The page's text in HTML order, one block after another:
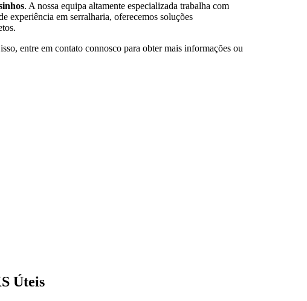
. A nossa equipa altamente especializada trabalha com
experiência em serralharia, oferecemos soluções
entre em contato connosco para obter mais informações ou
Úteis